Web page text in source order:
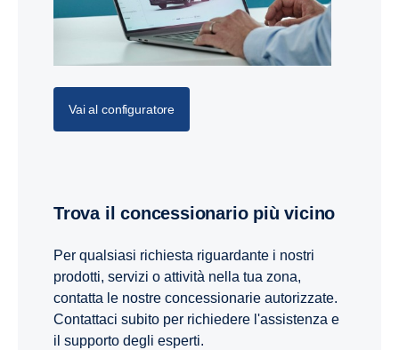
Vai al configuratore
Trova il concessionario più vicino
Per qualsiasi richiesta riguardante i nostri
prodotti, servizi o attività nella tua zona,
contatta le nostre concessionarie autorizzate.
Contattaci subito per richiedere l'assistenza e
il supporto degli esperti.